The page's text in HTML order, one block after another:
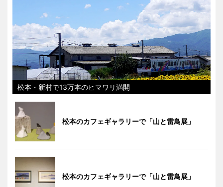
松本・新村で13万本のヒマワリ満開
松本のカフェギャラリーで「山と雷鳥展」
松本のカフェギャラリーで「山と雷鳥展」